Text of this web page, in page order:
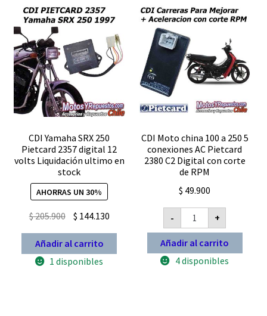
digital
cantidad
CDI Yamaha SRX 250
Pietcard 2357 digital 12
volts Liquidación ultimo en
stock
AHORRAS UN 30%
$205.900 El
precio
original
era:
$ 144.130El
precio
Añadir al carrito
1 disponibles
CDI Moto china 100 a 250 5
conexiones AC Pietcard
2380 C2 Digital con corte
de RPM
$ 49.900
-
CDI
Moto
china
100
a
250
+
Añadir al carrito
4 disponibles